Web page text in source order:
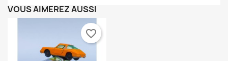
VOUS AIMEREZ AUSSI
favorite_border